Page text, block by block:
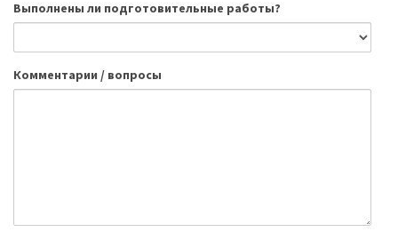
Выполнены ли подготовительные работы?
Комментарии / вопросы